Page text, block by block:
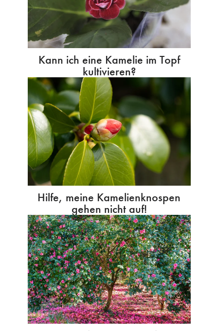
Kann ich eine Kamelie im Topf
kultivieren?
Hilfe, meine Kamelienknospen
gehen nicht auf!